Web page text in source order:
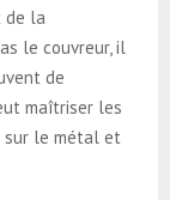
de la
le couvreur, il
de
maîtriser les
sur le métal et